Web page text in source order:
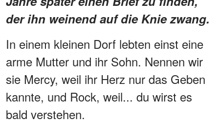
der ihn weinend auf die Knie zwang.
In einem kleinen Dorf lebten einst eine
arme Mutter und ihr Sohn. Nennen wir
sie Mercy, weil ihr Herz nur das Geben
kannte, und Rock, weil... du wirst es
bald verstehen.